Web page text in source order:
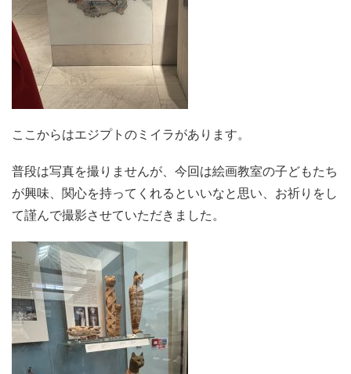
ここからはエジプトのミイラがあります。
普段は写真を撮りませんが、今回は絵画教室の子どもたち
が興味、関心を持ってくれるといいなと思い、お祈りをし
て謹んで撮影させていただきました。